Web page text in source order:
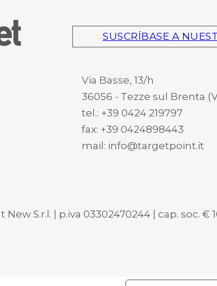
SUSCRÍBASE A
Via Basse, 13/h
36056 - Tezze sul Brenta
tel.: +39 0424 219797
fax: +39 0424898443
mail: info@targetpoint.it
S.r.l. | p.iva 03302470244 | cap. soc. €